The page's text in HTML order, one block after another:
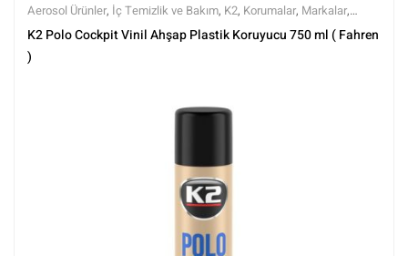
Aerosol Ürünler, İç Temizlik ve Bakım, K2, Korumalar, Markalar,
Parlatıcılar,Tüm Ürünler ,Tüm Ürünler
K2 Polo Cockpit Vinil Ahşap Plastik Koruyucu 750 ml ( Fahren
)